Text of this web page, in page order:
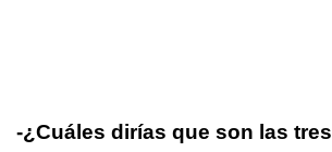
-¿Cuáles dirías que son las tres